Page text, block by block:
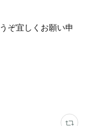
ぞ宜しくお願い申